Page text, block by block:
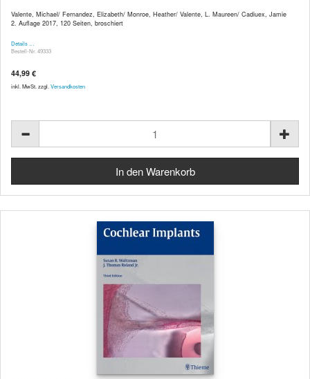
Valente, Michael/ Fernandez, Elizabeth/ Monroe, Heather/ Valente, L. Maureen/ Cadiuex, Jamie
2. Auflage 2017, 120 Seiten, broschiert
Details …
Bestell-Nr. 49333
44,99 €
inkl. MwSt. zzgl. Versandkosten